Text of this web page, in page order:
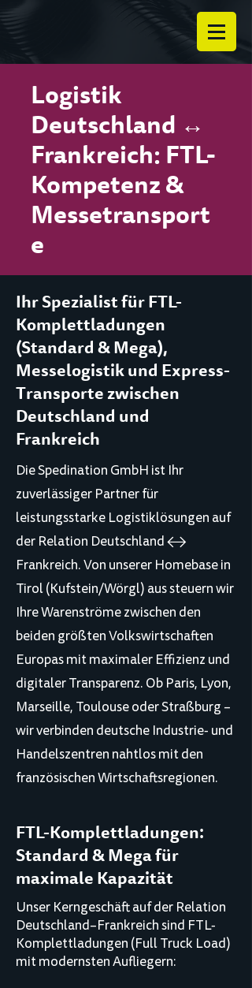
Logistik
Deutschland ↔
Frankreich: FTL-
Kompetenz &
Messetransport
e
Ihr Spezialist für FTL-
Komplettladungen
(Standard & Mega),
Messelogistik und Express-
Transporte zwischen
Deutschland und
Frankreich
Die Spedination GmbH ist Ihr
zuverlässiger Partner für
leistungsstarke Logistiklösungen auf
der Relation Deutschland ↔
Frankreich. Von unserer Homebase in
Tirol (Kufstein/Wörgl) aus steuern wir
Ihre Warenströme zwischen den
beiden größten Volkswirtschaften
Europas mit maximaler Effizienz und
digitaler Transparenz. Ob Paris, Lyon,
Marseille, Toulouse oder Straßburg –
wir verbinden deutsche Industrie- und
Handelszentren nahtlos mit den
französischen Wirtschaftsregionen.
FTL-Komplettladungen:
Standard & Mega für
maximale Kapazität
Unser Kerngeschäft auf der Relation
Deutschland–Frankreich sind FTL-
Komplettladungen (Full Truck Load)
mit modernsten Aufliegern: